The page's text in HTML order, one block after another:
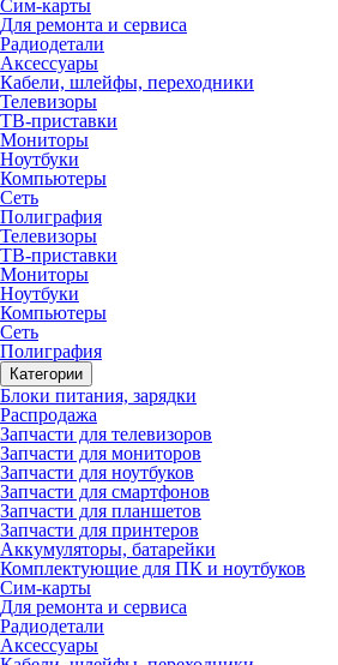
Сим-карты
Для ремонта и сервиса
Радиодетали
Аксессуары
Кабели, шлейфы, переходники
Телевизоры
ТВ-приставки
Мониторы
Ноутбуки
Компьютеры
Сеть
Полиграфия
Телевизоры
ТВ-приставки
Мониторы
Ноутбуки
Компьютеры
Сеть
Полиграфия
Категории
Блоки питания, зарядки
Распродажа
Запчасти для телевизоров
Запчасти для мониторов
Запчасти для ноутбуков
Запчасти для смартфонов
Запчасти для планшетов
Запчасти для принтеров
Аккумуляторы, батарейки
Комплектующие для ПК и ноутбуков
Сим-карты
Для ремонта и сервиса
Радиодетали
Аксессуары